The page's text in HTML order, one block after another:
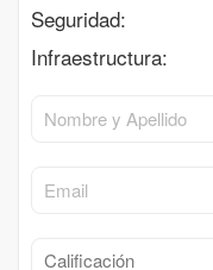
Seguridad:
Infraestructura: